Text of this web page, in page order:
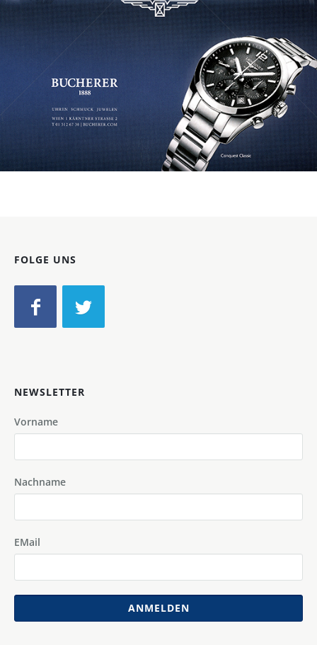
FOLGE UNS
NEWSLETTER
Vorname
Nachname
EMail
ANMELDEN